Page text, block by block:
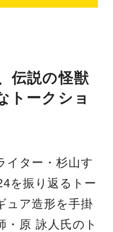
伝説の怪獣
トークショ
イター・杉山す
を振り返るトー
ュア造形を手掛
・原 詠人氏のト